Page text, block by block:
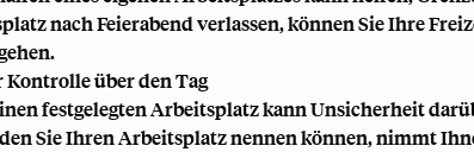
nach Feierabend verlassen, können Sie Ihre
Kontrolle über den Tag
festgelegten Arbeitsplatz kann Unsicherheit
Sie Ihren Arbeitsplatz nennen können, nimmt